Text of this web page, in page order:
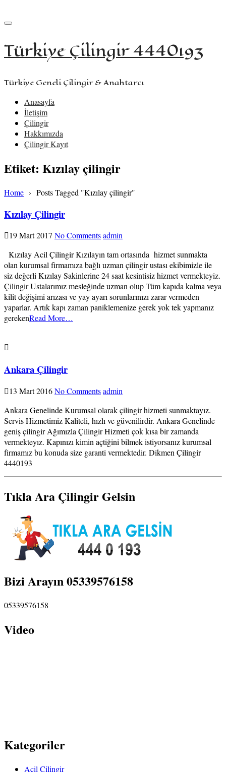
Türkiye Çilingir 4440193
Türkiye Geneli Çilingir & Anahtarcı
Anasayfa
İletişim
Çilingir
Hakkımızda
Çilingir Kayıt
Etiket: Kızılay çilingir
Home › Posts Tagged "Kızılay çilingir"
Kızılay Çilingir
19 Mart 2017 No Commentsadmin
Kızılay Acil Çilingir Kızılayın tam ortasında hizmet sunmakta
olan kurumsal firmamıza bağlı uzman çilingir ustası ekibimizle ile
siz değerli Kızılay Sakinlerine 24 saat kesintisiz hizmet vermekteyiz.
Çilingir Ustalarımız mesleğinde uzman olup Tüm kapıda kalma veya
kilit değişimi arızası ve yay ayarı sorunlarınızı zarar vermeden
yaparlar. Artık kapı zaman paniklemenize gerek yok tek yapmanız
gerekenRead More…
Ankara Çilingir
13 Mart 2016No Commentsadmin
Ankara Genelinde Kurumsal olarak çilingir hizmeti sunmaktayız.
Servis Hizmetimiz Kaliteli, hızlı ve güvenilirdir. Ankara Genelinde
geniş çilingir Ağımızla Çilingir Hizmeti çok kısa bir zamanda
vermekteyız. Kapınızı kimin açtiğini bilmek istiyorsanız kurumsal
firmamız bu konuda size garanti vermektedir. Dikmen Çilingir
4440193
Tıkla Ara Çilingir Gelsin
Bizi Arayın 05339576158
05339576158
Video
Kategoriler
Açil Çilingir